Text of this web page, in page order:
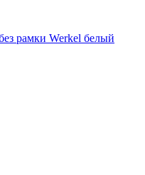
рамки Werkel белый